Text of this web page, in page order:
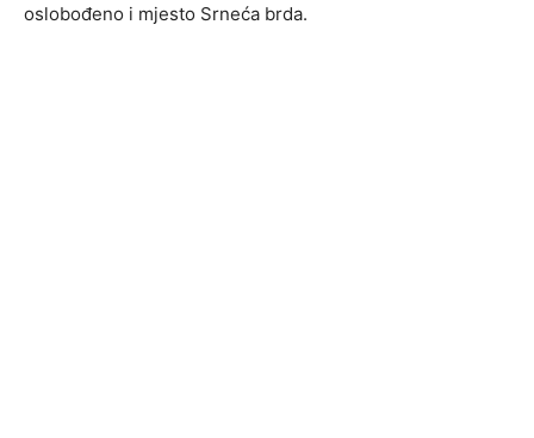
oslobođeno i mjesto Srneća brda.